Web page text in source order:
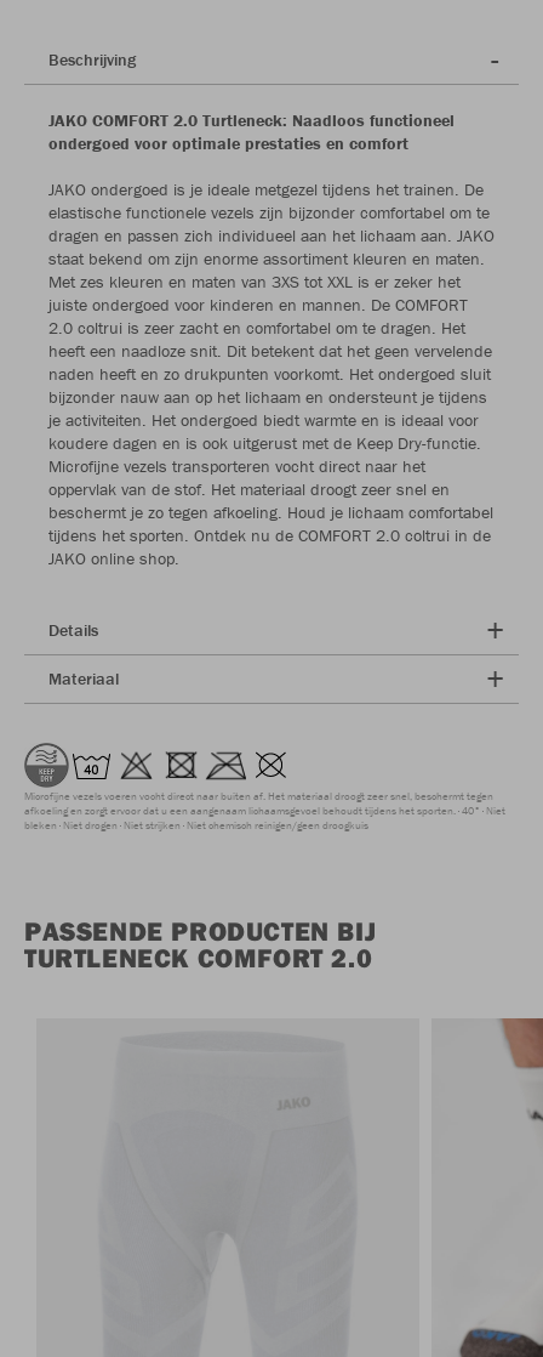
Beschrijving
JAKO COMFORT 2.0 Turtleneck: Naadloos functioneel
ondergoed voor optimale prestaties en comfort
JAKO ondergoed is je ideale metgezel tijdens het trainen. De
elastische functionele vezels zijn bijzonder comfortabel om te
dragen en passen zich individueel aan het lichaam aan. JAKO
staat bekend om zijn enorme assortiment kleuren en maten.
Met zes kleuren en maten van 3XS tot XXL is er zeker het
juiste ondergoed voor kinderen en mannen. De COMFORT
2.0 coltrui is zeer zacht en comfortabel om te dragen. Het
heeft een naadloze snit. Dit betekent dat het geen vervelende
naden heeft en zo drukpunten voorkomt. Het ondergoed sluit
bijzonder nauw aan op het lichaam en ondersteunt je tijdens
je activiteiten. Het ondergoed biedt warmte en is ideaal voor
koudere dagen en is ook uitgerust met de Keep Dry-functie.
Microfijne vezels transporteren vocht direct naar het
oppervlak van de stof. Het materiaal droogt zeer snel en
beschermt je zo tegen afkoeling. Houd je lichaam comfortabel
tijdens het sporten. Ontdek nu de COMFORT 2.0 coltrui in de
JAKO online shop.
Details
Materiaal
Microfijne vezels voeren vocht direct naar buiten af. Het materiaal droogt zeer snel, beschermt tegen
afkoeling en zorgt ervoor dat u een aangenaam lichaamsgevoel behoudt tijdens het sporten. 40° Niet
bleken Niet drogen Niet strijken Niet chemisch reinigen/geen droogkuis
PASSENDE PRODUCTEN BIJ
TURTLENECK COMFORT 2.0